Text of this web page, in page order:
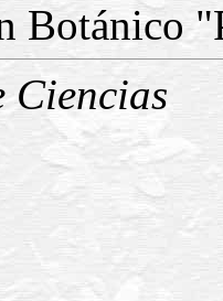
Botánico
Ciencias